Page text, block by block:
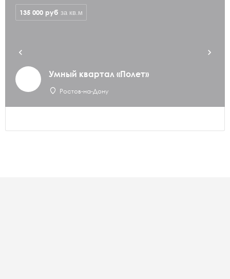
Умный квартал «Полет»
Ростов-на-Дону
135 000 руб за кв.м